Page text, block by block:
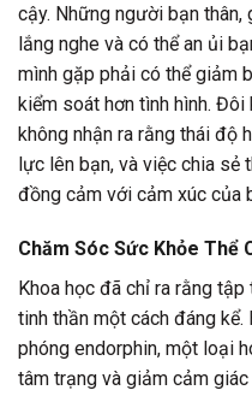
cậy. Những người bạn
lắng nghe và có thể an ủi
mình gặp phải có thể giảm
kiểm soát hơn tình hình. Đôi
không nhận ra rằng thái độ
lực lên bạn, và việc chia sẻ
đồng cảm với cảm xúc của
Chăm Sóc Sức Khỏe Thể
Khoa học đã chỉ ra rằng
tinh thần một cách đáng
phóng endorphin, một loại
tâm trạng và giảm cảm